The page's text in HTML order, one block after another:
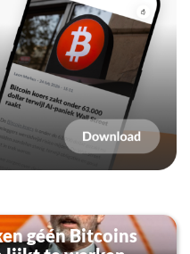
géén Bitcoins